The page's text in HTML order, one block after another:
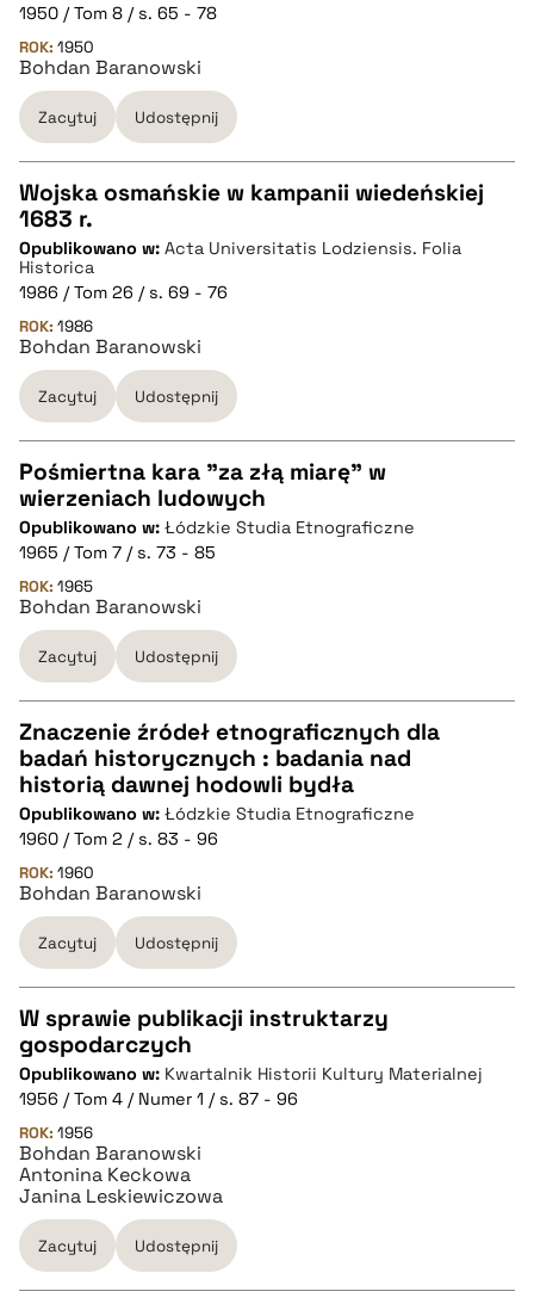
pobierz cytat
BIBTEX
pobierz cytat
1950 / Tom 8 / s. 65 - 78
ROK: 1950
Bohdan Baranowski
Zacytuj Udostępnij
CZYSTY TEKST
pobierz cytat
BIBTEX
pobierz cytat
Wojska osmańskie w kampanii wiedeńskiej
1683 r.
Opublikowano w: Acta Universitatis Lodziensis. Folia
Historica
1986 / Tom 26 / s. 69 - 76
ROK: 1986
Bohdan Baranowski
Zacytuj Udostępnij
CZYSTY TEKST
pobierz cytat
BIBTEX
pobierz cytat
Pośmiertna kara "za złą miarę" w
wierzeniach ludowych
Opublikowano w: Łódzkie Studia Etnograficzne
1965 / Tom 7 / s. 73 - 85
ROK: 1965
Bohdan Baranowski
Zacytuj Udostępnij
CZYSTY TEKST
pobierz cytat
BIBTEX
pobierz cytat
Znaczenie źródeł etnograficznych dla
badań historycznych : badania nad
historią dawnej hodowli bydła
Opublikowano w: Łódzkie Studia Etnograficzne
1960 / Tom 2 / s. 83 - 96
ROK: 1960
Bohdan Baranowski
Zacytuj Udostępnij
CZYSTY TEKST
pobierz cytat
BIBTEX
pobierz cytat
W sprawie publikacji instruktarzy
gospodarczych
Opublikowano w: Kwartalnik Historii Kultury Materialnej
1956 / Tom 4 / Numer 1 / s. 87 - 96
ROK: 1956
Bohdan Baranowski
Antonina Keckowa
Janina Leskiewiczowa
Zacytuj Udostępnij